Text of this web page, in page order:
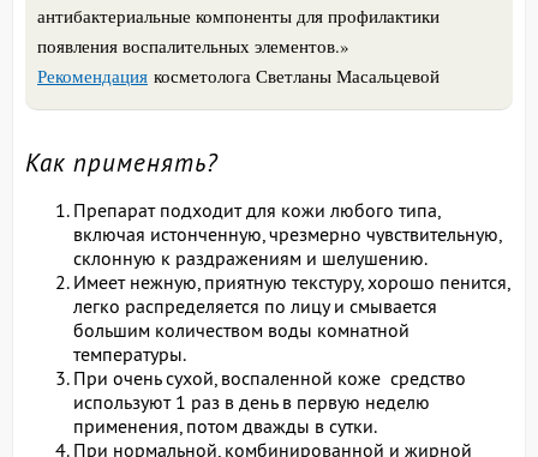
антибактериальные компоненты для профилактики
появления воспалительных элементов.»
Рекомендация косметолога Светланы Масальцевой
Как применять?
Препарат подходит для кожи любого типа,
включая истонченную, чрезмерно чувствительную,
склонную к раздражениям и шелушению.
Имеет нежную, приятную текстуру, хорошо пенится,
легко распределяется по лицу и смывается
большим количеством воды комнатной
температуры.
При очень сухой, воспаленной коже средство
используют 1 раз в день в первую неделю
применения, потом дважды в сутки.
При нормальной, комбинированной и жирной